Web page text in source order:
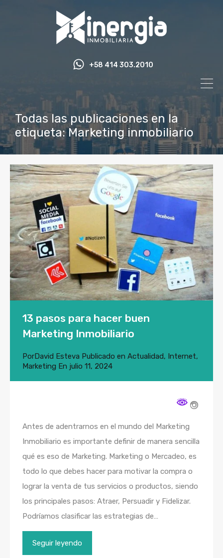
+58 414 303.2010
Todas las publicaciones en la
etiqueta: Marketing inmobiliario
13 pasos para hacer buen
Marketing Inmobiliario
PorDavid Esteva Publicado en Actualidad, Internet,
Marketing En julio 11, 2024
Antes de adentrarnos en el mundo del Marketing
Inmobiliario es importante definir de manera sencilla
qué es eso de Marketing. Marketing o Mercadeo, es
todo lo que debes hacer para motivar la compra o
lograr la venta de tus servicios o productos, siendo
los principales pasos: Atraer, Persuadir y Fidelizar.
Podríamos clasificar las estrategias de…
Seguir leyendo